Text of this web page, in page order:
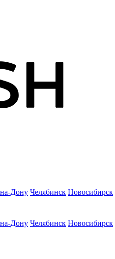
Дону Челябинск Новосибирск
Дону Челябинск Новосибирск